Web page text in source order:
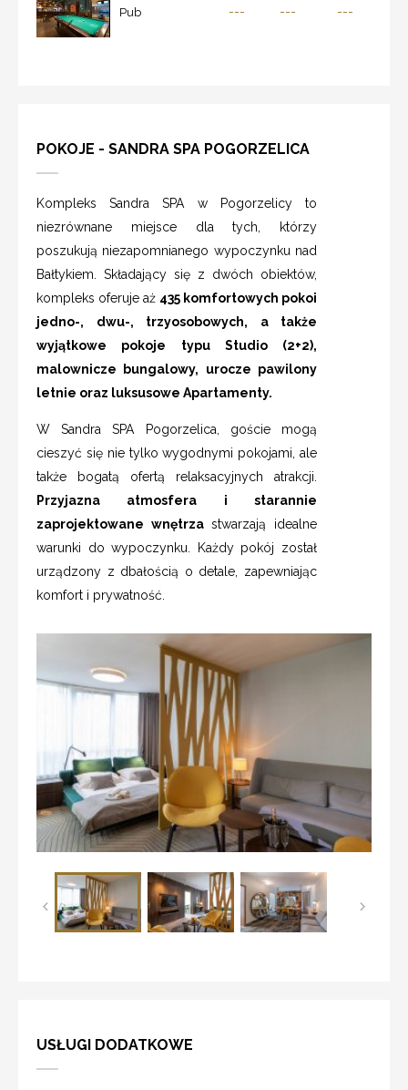
Pub --- --- ---
POKOJE - SANDRA SPA POGORZELICA
Kompleks Sandra SPA w Pogorzelicy to
niezrównane miejsce dla tych, którzy
poszukują niezapomnianego wypoczynku nad
Bałtykiem. Składający się z dwóch obiektów,
kompleks oferuje aż 435 komfortowych pokoi
jedno-, dwu-, trzyosobowych, a także
wyjątkowe pokoje typu Studio (2+2),
malownicze bungalowy, urocze pawilony
letnie oraz luksusowe Apartamenty.
W Sandra SPA Pogorzelica, goście mogą
cieszyć się nie tylko wygodnymi pokojami, ale
także bogatą ofertą relaksacyjnych atrakcji.
Przyjazna atmosfera i starannie
zaprojektowane wnętrzastwarzają idealne
warunki do wypoczynku. Każdy pokój został
urządzony z dbałością o detale, zapewniając
komfort i prywatność.
USŁUGI DODATKOWE